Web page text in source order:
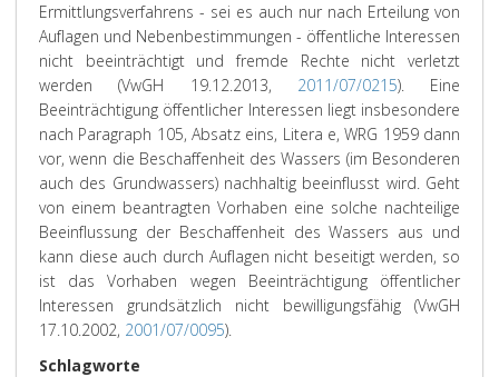
Ermittlungsverfahrens - sei es auch nur nach Erteilung von
Auflagen und Nebenbestimmungen - öffentliche Interessen
nicht beeinträchtigt und fremde Rechte nicht verletzt
werden (VwGH 19.12.2013, 2011/07/0215). Eine
Beeinträchtigung öffentlicher Interessen liegt insbesondere
nach Paragraph 105, Absatz eins, Litera e, WRG 1959 dann
vor, wenn die Beschaffenheit des Wassers (im Besonderen
auch des Grundwassers) nachhaltig beeinflusst wird. Geht
von einem beantragten Vorhaben eine solche nachteilige
Beeinflussung der Beschaffenheit des Wassers aus und
kann diese auch durch Auflagen nicht beseitigt werden, so
ist das Vorhaben wegen Beeinträchtigung öffentlicher
Interessen grundsätzlich nicht bewilligungsfähig (VwGH
17.10.2002, 2001/07/0095).
Schlagworte